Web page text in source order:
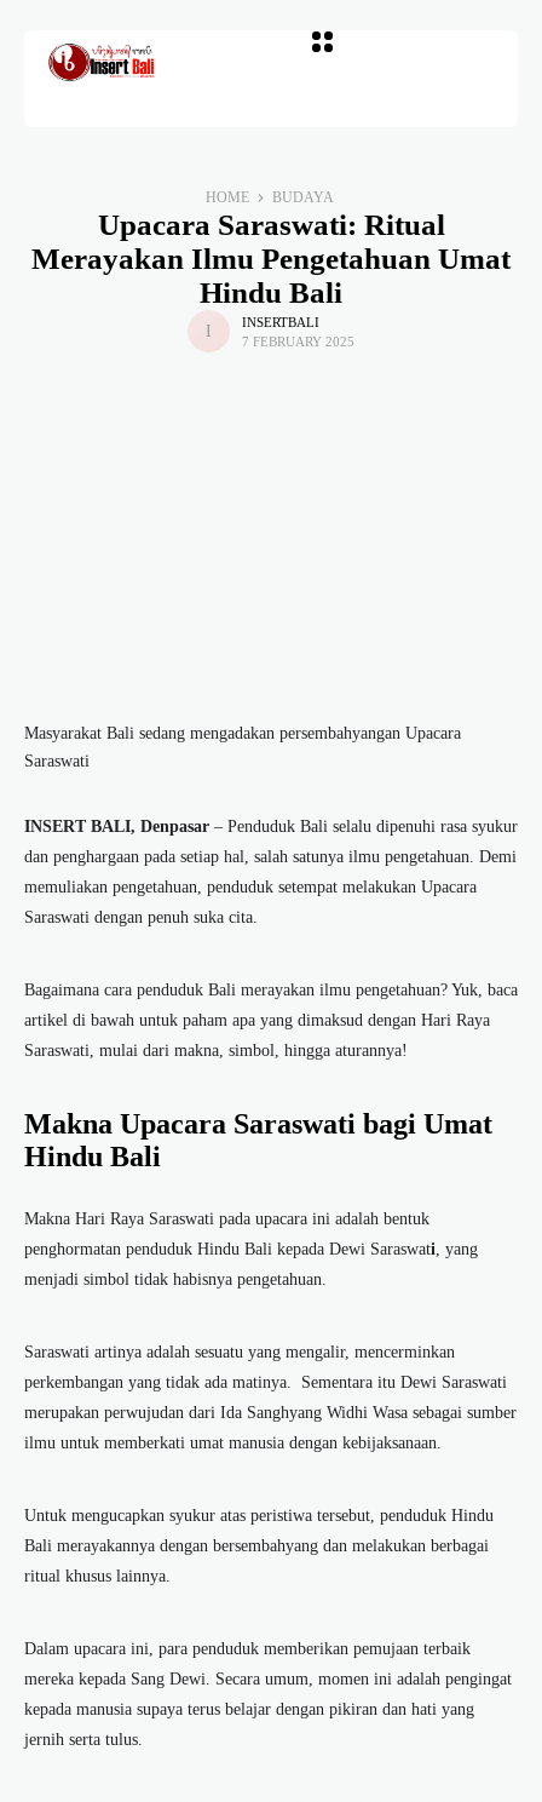
HOME BUDAYA
Upacara Saraswati: Ritual
Merayakan Ilmu Pengetahuan Umat
Hindu Bali
INSERTBALI
7 FEBRUARY 2025
Masyarakat Bali sedang mengadakan persembahyangan Upacara
Saraswati
INSERT BALI, Denpasar – Penduduk Bali selalu dipenuhi rasa syukur
dan penghargaan pada setiap hal, salah satunya ilmu pengetahuan. Demi
memuliakan pengetahuan, penduduk setempat melakukan Upacara
Saraswati dengan penuh suka cita.
Bagaimana cara penduduk Bali merayakan ilmu pengetahuan? Yuk, baca
artikel di bawah untuk paham apa yang dimaksud dengan Hari Raya
Saraswati, mulai dari makna, simbol, hingga aturannya!
Makna Upacara Saraswati bagi Umat
Hindu Bali
Makna Hari Raya Saraswati pada upacara ini adalah bentuk
penghormatan penduduk Hindu Bali kepada Dewi Saraswati, yang
menjadi simbol tidak habisnya pengetahuan.
Saraswati artinya adalah sesuatu yang mengalir, mencerminkan
perkembangan yang tidak ada matinya. Sementara itu Dewi Saraswati
merupakan perwujudan dari Ida Sanghyang Widhi Wasa sebagai sumber
ilmu untuk memberkati umat manusia dengan kebijaksanaan.
Untuk mengucapkan syukur atas peristiwa tersebut, penduduk Hindu
Bali merayakannya dengan bersembahyang dan melakukan berbagai
ritual khusus lainnya.
Dalam upacara ini, para penduduk memberikan pemujaan terbaik
mereka kepada Sang Dewi. Secara umum, momen ini adalah pengingat
kepada manusia supaya terus belajar dengan pikiran dan hati yang
jernih serta tulus.